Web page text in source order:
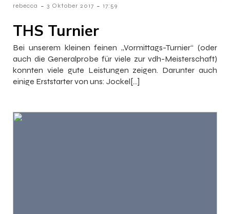
rebecca - 3 Oktober 2017 - 17:59
THS Turnier
Bei unserem kleinen feinen „Vormittags-Turnier“ (oder
auch die Generalprobe für viele zur vdh-Meisterschaft)
konnten viele gute Leistungen zeigen. Darunter auch
einige Erststarter von uns: Jockel[…]